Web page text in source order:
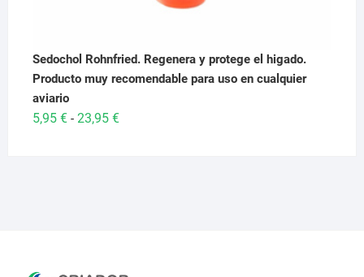
Sedochol Rohnfried. Regenera y protege el higado.
Producto muy recomendable para uso en cualquier
aviario
5,95 € - 23,95 €Rango